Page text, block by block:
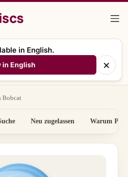
in English.
in English ×
Bobcat
Neu zugelassen Warum